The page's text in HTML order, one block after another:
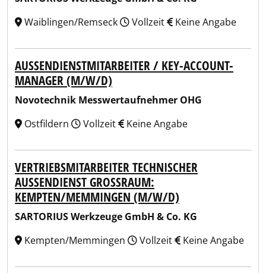
Waiblingen/Remseck
Vollzeit Keine Angabe
AUSSENDIENSTMITARBEITER / KEY-ACCOUNT-M
ANAGER (M/W/D)
Novotechnik Messwertaufnehmer OHG
Ostfildern
Vollzeit Keine Angabe
VERTRIEBSMITARBEITER TECHNISCHER
AUSSENDIENST GROSSRAUM: KE
MPTEN/MEMMINGEN (M/W/D)
SARTORIUS Werkzeuge GmbH & Co. KG
Kempten/Memmingen
Vollzeit Keine Angabe